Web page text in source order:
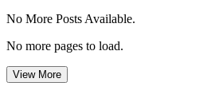
No More Posts Available.
No more pages to load.
View More